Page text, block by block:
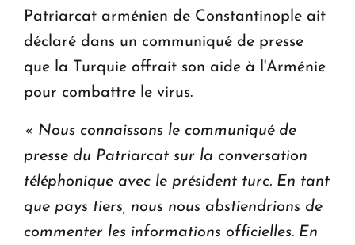
Patriarcat arménien de Constantinople ait
déclaré dans un communiqué de presse
que la Turquie offrait son aide à l'Arménie
pour combattre le virus.
« Nous connaissons le communiqué de
presse du Patriarcat sur la conversation
téléphonique avec le président turc. En tant
que pays tiers, nous nous abstiendrions de
commenter les informations officielles. En